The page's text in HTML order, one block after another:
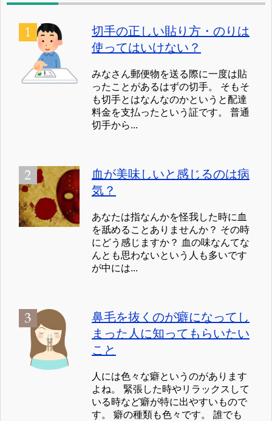
切手の正しい貼り方・のりは
使ってはいけない？
みなさん郵便物を送る際に一度は貼
ったことがあるはずの切手。 そもそ
も切手とはなんなのかというと配達
料金を支払ったという証です。 普通
切手から...
血が美味しいと感じるのは病
気？
あなたは指なんかを怪我した時に血
を舐めることありませんか？ その時
にどう感じますか？ 血の味なんてな
んとも思わないという人も多いです
が中には...
鼻毛を抜くのが癖になってし
まった人に知ってもらいたい
こと
人には色々な癖というのがあります
よね。 緊張した時やリラックスして
いる時など癖が特に出やすいもので
す。 癖の種類も色々です。 誰でも